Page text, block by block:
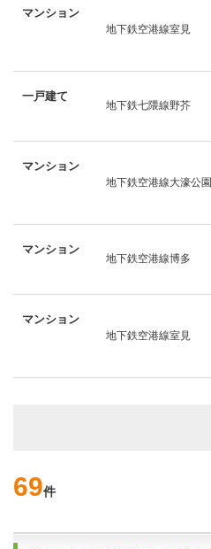
マンション
地下鉄空港線室見
一戸建て
地下鉄七隈線野芥
マンション
地下鉄空港線大濠公園
マンション
地下鉄空港線博多
マンション
地下鉄空港線室見
69件